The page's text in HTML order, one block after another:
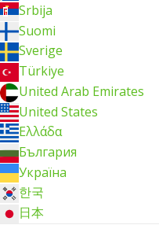
Srbija
Suomi
Sverige
Türkiye
United Arab Emirates
United States
Ελλάδα
България
Україна
한국
日本